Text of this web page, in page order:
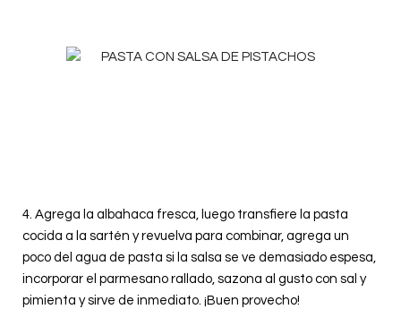
4. Agrega la albahaca fresca, luego transfiere la pasta
cocida a la sartén y revuelva para combinar, agrega un
poco del agua de pasta si la salsa se ve demasiado espesa,
incorporar el parmesano rallado, sazona al gusto con sal y
pimienta y sirve de inmediato. ¡Buen provecho!